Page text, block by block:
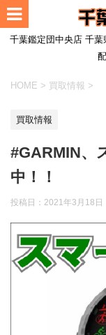
千葉鑑定団中央店 千
HOME > 買取情報 >
買取情報
#GARMIN、
中！！
投稿日： 2021年3月18日